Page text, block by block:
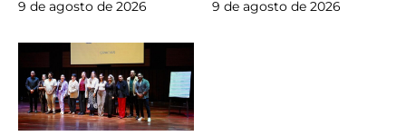
9 de agosto de 2026 9 de agosto de 2026